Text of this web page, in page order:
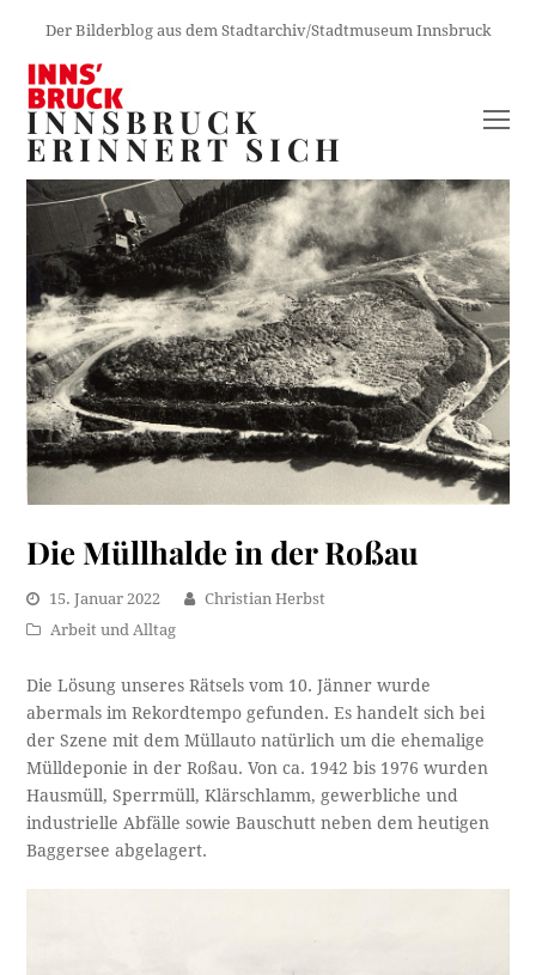
Der Bilderblog aus dem Stadtarchiv/Stadtmuseum Innsbruck
INNSBRUCK
ERINNERT SICH
Die Müllhalde in der Roßau
15. Januar 2022
Christian Herbst
Arbeit und Alltag
Die Lösung unseres Rätsels vom 10. Jänner wurde
abermals im Rekordtempo gefunden. Es handelt sich bei
der Szene mit dem Müllauto natürlich um die ehemalige
Mülldeponie in der Roßau. Von ca. 1942 bis 1976 wurden
Hausmüll, Sperrmüll, Klärschlamm, gewerbliche und
industrielle Abfälle sowie Bauschutt neben dem heutigen
Baggersee abgelagert.